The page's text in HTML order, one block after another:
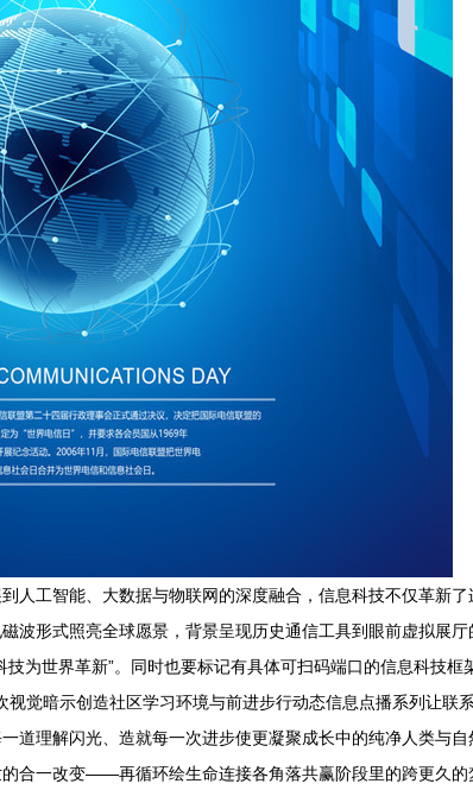
人工智能、大数据与物联网的深度融合，信息科技不仅革新
波形式照亮全球愿景，背景呈现历史通信工具到眼前虚拟展
为世界革新”。同时也要标记有具体可扫码端口的信息科技框
觉暗示创造社区学习环境与前进步行动态信息点播系列让联
理解闪光、造就每一次进步使更凝聚成长中的纯净人类与
合一改变——再循环绘生命连接各角落共赢阶段里的跨更久的